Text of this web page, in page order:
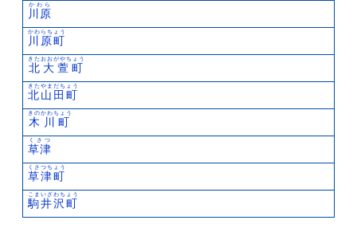
川原
かわら
川原町
かわらちょう
北大萱町
きたおおがやちょう
北山田町
きたやまだちょう
木川町
きのかわちょう
草津
くさつ
草津町
くさつちょう
駒井沢町
こまいざわちょう